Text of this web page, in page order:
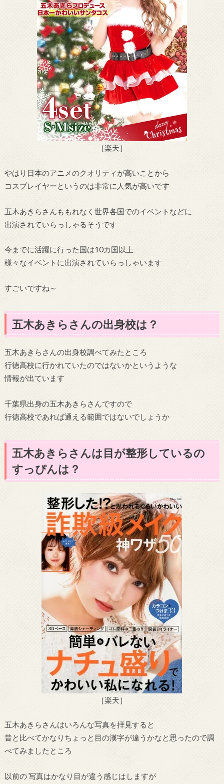
［楽天］
やはり日本のアニメのクオリティが高いことから
コスプレイヤーというのは非常に人気が高いです
五木あきらさんももれなく世界各国でのイベントなどに
出演されていらっしゃるそうです
今までに活躍に行った国は10カ国以上
様々なイベントに出演されていらっしゃいます
すごいですね～
五木あきらさんの出身校は？
五木あきらさんの出身校調べてみたところ
行徳高校に行かれていたのではないかというような
情報が出ています
千葉県出身の五木あきらさんですので
行徳高校であれば通える範囲ではないでしょうか
五木あきらさんは目が整形しているの
すっぴんは？
［楽天］
五木あきらさんはいろんな写真を拝見すると
昔と比べてかなりちょっと目の漢字が違うかなと思ったので調
べてみましたところ
以前の 写真はかなり目が違う感じはしますが